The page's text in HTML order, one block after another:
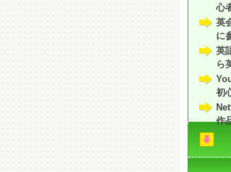
心
英
に
英
ら
初
作